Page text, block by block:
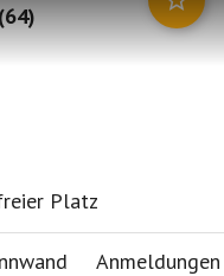
64)
Platz
Anmeldungen